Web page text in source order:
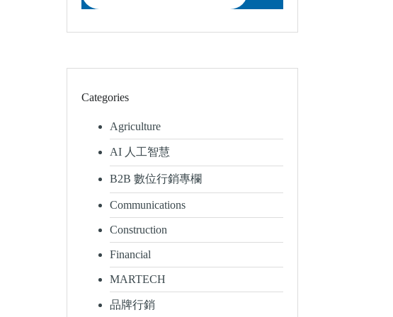
Categories
Agriculture
AI 人工智慧
B2B 數位行銷專欄
Communications
Construction
Financial
MARTECH
品牌行銷